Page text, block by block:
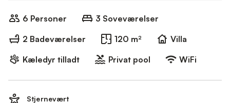
6 Personer
3 Soveværelser
2 Badeværelser
120 m²
Villa
Kæledyr tilladt
Privat pool WiFi
Stjernevært